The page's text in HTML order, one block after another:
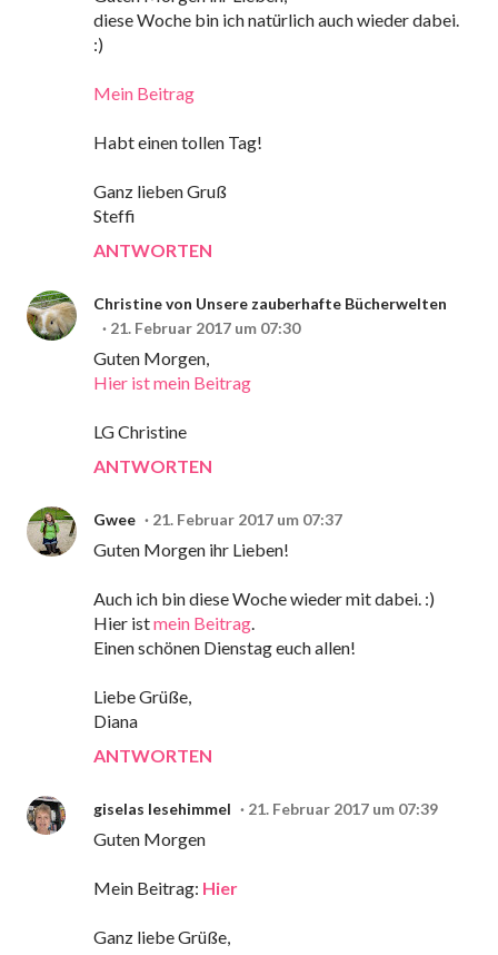
diese Woche bin ich natürlich auch wieder dabei.
:)
Mein Beitrag
Habt einen tollen Tag!
Ganz lieben Gruß
Steffi
ANTWORTEN
Christine von Unsere zauberhafte Bücherwelten
21. Februar 2017 um 07:30
Guten Morgen,
Hier ist mein Beitrag
LG Christine
ANTWORTEN
Gwee 21. Februar 2017 um 07:37
Guten Morgen ihr Lieben!
Auch ich bin diese Woche wieder mit dabei. :)
Hier istmein Beitrag.
Einen schönen Dienstag euch allen!
Liebe Grüße,
Diana
ANTWORTEN
giselas lesehimmel 21. Februar 2017 um 07:39
Guten Morgen
Mein Beitrag: Hier
Ganz liebe Grüße,